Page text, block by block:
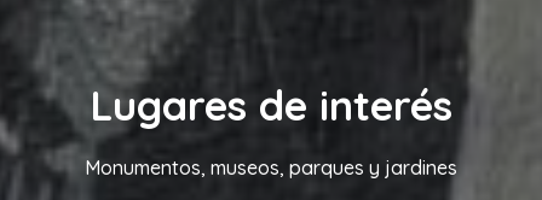
Lugares de interés
Monumentos, museos, parques y jardines